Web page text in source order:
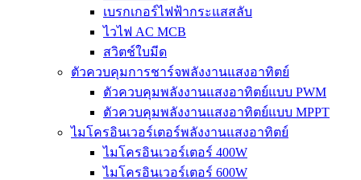
เบรกเกอร์ไฟฟ้ากระแสสลับ
ไวไฟ AC MCB
สวิตช์ใบมีด
ตัวควบคุมการชาร์จพลังงานแสงอาทิตย์
ตัวควบคุมพลังงานแสงอาทิตย์แบบ PWM
ตัวควบคุมพลังงานแสงอาทิตย์แบบ MPPT
ไมโครอินเวอร์เตอร์พลังงานแสงอาทิตย์
ไมโครอินเวอร์เตอร์ 400W
ไมโครอินเวอร์เตอร์ 600W